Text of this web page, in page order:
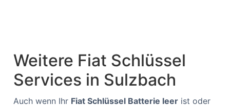
Weitere Fiat Schlüssel
Services in Sulzbach
Auch wenn Ihr Fiat Schlüssel Batterie leer ist oder